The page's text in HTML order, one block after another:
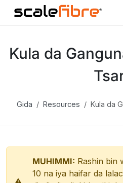
Kula da
Gida Resources Kula da
MUHIMMI: Rashin bin
10 na iya haifar da